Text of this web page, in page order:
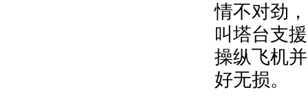
情不对劲
叫塔台支
操纵飞机
好无损。